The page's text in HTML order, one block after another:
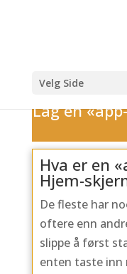
Velg Side
Lag en
Hva er en
Hjem-
De fleste har
oftere enn
slippe å først
enten taste inn